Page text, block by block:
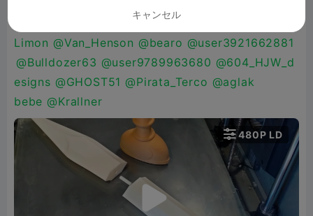
Limon @Van_Henson @bearo @user3921662881
@Bulldozer63 @user9789963680 @604_HJW_d
esigns @GHOST51 @Pirata_Terco @aglak
bebe @Krallner

480P LD
キャンセル